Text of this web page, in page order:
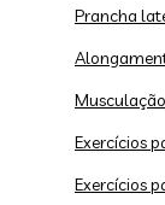
Prancha
Musculação
Exercícios
Exercícios